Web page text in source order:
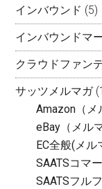
インバウンド (5)
インバウンドマ
クラウドファン
サッツメルマガ
Amazon（メ
eBay（メル
EC全般(メル
SAATSコマ
SAATSフル